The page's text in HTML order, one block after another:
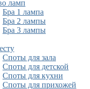
ламп
Бра 1 лампа
Бра 2 лампы
Бра 3 лампы
Споты для зала
Споты для детской
Споты для кухни
Споты для прихожей